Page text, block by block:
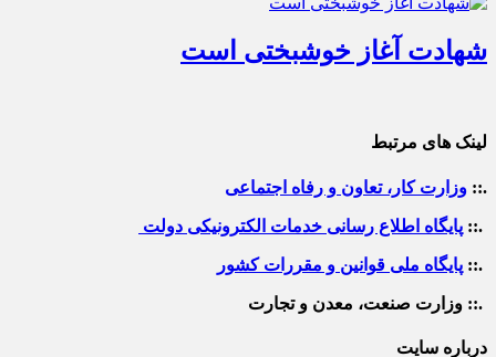
شهادت آغاز خوشبختی است
لینک های مرتبط
.:: وزارت کار، تعاون و رفاه اجتماعی
.:: پایگاه اطلاع رسانی خدمات الکترونیکی دولت
.:: پایگاه ملی قوانین و مقررات کشور
.:: وزارت صنعت، معدن و تجارت
درباره سایت